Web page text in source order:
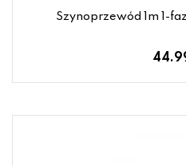
Szynoprzewód 1m 1-